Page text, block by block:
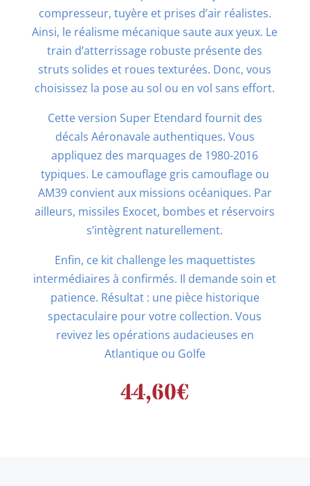
compresseur, tuyère et prises d’air réalistes.
Ainsi, le réalisme mécanique saute aux yeux. Le
train d’atterrissage robuste présente des
struts solides et roues texturées. Donc, vous
choisissez la pose au sol ou en vol sans effort.
Cette version Super Etendard fournit des
décals Aéronavale authentiques. Vous
appliquez des marquages de 1980-2016
typiques. Le camouflage gris camouflage ou
AM39 convient aux missions océaniques. Par
ailleurs, missiles Exocet, bombes et réservoirs
s’intègrent naturellement.
Enfin, ce kit challenge les maquettistes
intermédiaires à confirmés. Il demande soin et
patience. Résultat : une pièce historique
spectaculaire pour votre collection. Vous
revivez les opérations audacieuses en
Atlantique ou Golfe
44,60€